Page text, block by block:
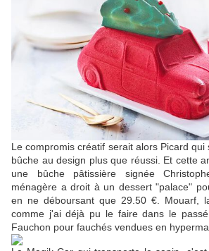
Le compromis créatif serait alors Picard
bûche au design plus que réussi. Et cette
une bûche pâtissière signée
ménagère a droit à un dessert "palace"
en ne déboursant que 29.50 €. Mouarf,
comme j'ai déjà pu le faire dans le
Fauchon pour fauchés vendues en